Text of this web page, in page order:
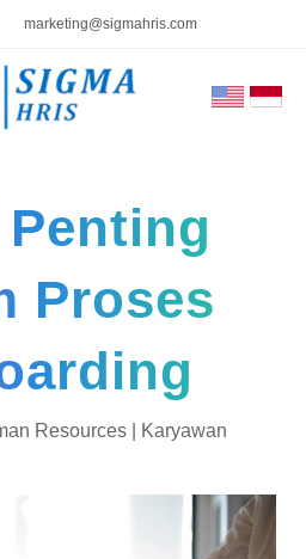
marketing@sigmahris.com
Penting
Proses
Resources| Karyawan